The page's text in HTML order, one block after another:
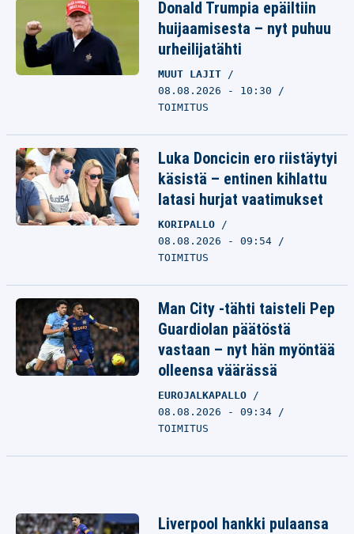
Donald Trumpia epäiltiin
huijaamisesta – nyt puhuu
urheilijatähti
MUUT LAJIT
08.08.2026 - 10:30
TOIMITUS
Luka Doncicin ero riistäytyi
käsistä – entinen kihlattu
latasi hurjat vaatimukset
KORIPALLO
08.08.2026 - 09:54
TOIMITUS
Man City -tähti taisteli Pep
Guardiolan päätöstä
vastaan – nyt hän myöntää
olleensa väärässä
EUROJALKAPALLO
08.08.2026 - 09:34
TOIMITUS
Liverpool hankki pulaansa